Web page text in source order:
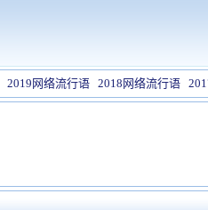
2019网络流行语 2018网络流行语